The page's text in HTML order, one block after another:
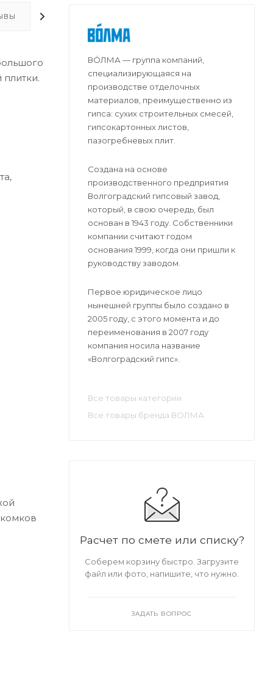
ВО́ЛМА — группа компаний,
специализирующаяся на
производстве отделочных
материалов, преимущественно из
гипса: сухих строительных смесей,
гипсокартонных листов,
пазогребневых плит.
Создана на основе
производственного предприятия
Волгоградский гипсовый завод,
который, в свою очередь, был
основан в 1943 году. Собственники
компании считают годом
основания 1999, когда они пришли к
руководству заводом.
Первое юридическое лицо
нынешней группы было создано в
2005 году, с этого момента и до
переименования в 2007 году
компания носила название
«Волгоградский гипс».
Все товары категории
Все товары бренда ВОЛМА
Расчет по смете или списку?
Соберем корзину быстро. Загрузите
файл или фото, напишите, что нужно.
ЗАДАТЬ ВОПРОС